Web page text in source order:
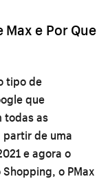
Max e Por Que
tipo de
que
todas as
partir de uma
e agora o
o PMax